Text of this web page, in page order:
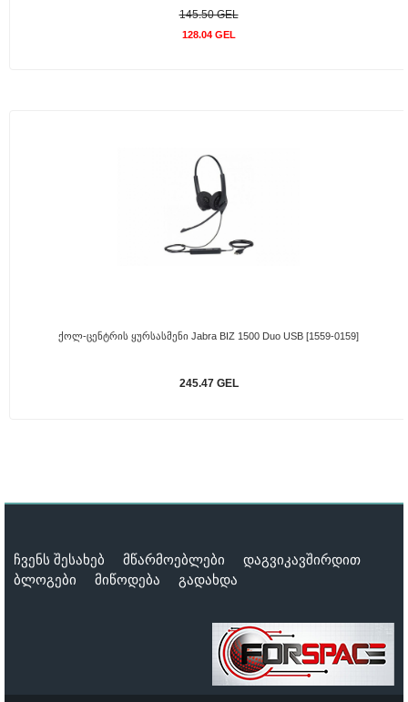
145.50 GEL
128.04 GEL
Ქოლ-Ცენტრის Ყურსასმენი Jabra BIZ 1500 Duo USB [1559-0159]
245.47 GEL
ჩვენს შესახებ მწარმოებლები
დაგვიკავშირდით
ბლოგები
მიწოდება გადახდა